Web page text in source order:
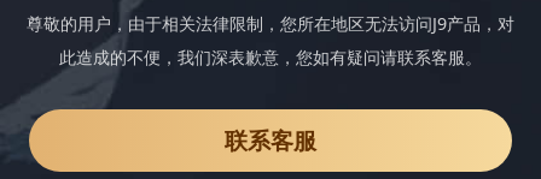
尊敬的用户，由于相关法律限制，您所在地区无法访问J9产品，对
此造成的不便，我们深表歉意，您如有疑问请联系客服。
联系客服